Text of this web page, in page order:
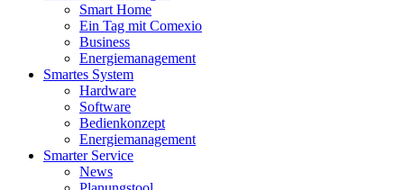
Smart Home
Ein Tag mit Comexio
Business
Energiemanagement
Smartes System
Hardware
Software
Bedienkonzept
Energiemanagement
Smarter Service
News